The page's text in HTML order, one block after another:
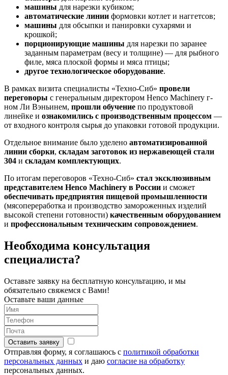
машины для нарезки кубиком;
автоматические линии формовки котлет и наггетсов;
машины для обсыпки и панировки сухарями и
крошкой;
порционирующие машины для нарезки по заранее
заданным параметрам (весу и толщине) — для рыбного
филе, мяса плоской формы и мяса птицы;
другое технологическое оборудование.
В рамках визита специалисты «Техно-Сиб» провели
переговоры с генеральным директором Henco Machinery г-
ном Ли Вэньинем, прошли обучение по продуктовой
линейке и ознакомились с производственным процессом —
от входного контроля сырья до упаковки готовой продукции.
Отдельное внимание было уделено автоматизированной
линии сборки, складам заготовок из нержавеющей стали
304 и складам комплектующих.
По итогам переговоров «Техно-Сиб» стал эксклюзивным
представителем Henco Machinery в России и сможет
обеспечивать предприятия пищевой промышленности
(мясопереработка и производство замороженных изделий
высокой степени готовности) качественным оборудованием
и профессиональным техническим сопровождением.
Необходима консультация
специалиста?
Оставьте заявку на бесплатную консультацию, и мы
обязательно свяжемся с Вами!
Оставьте ваши данные
Оставить заявку
Отправляя форму, я соглашаюсь с политикой обработки
персональных данных и даю согласие на обработку
персональных данных.